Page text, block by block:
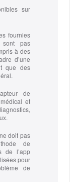
sur
fournies
sont pas
à des
d’une
que des
de
et
doit pas
de
de l’app
pour
de